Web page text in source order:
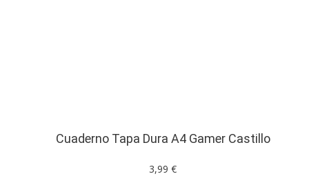
Cuaderno Tapa Dura A4 Gamer Castillo
3,99 €